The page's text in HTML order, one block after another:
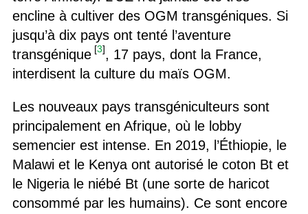
encline à cultiver des OGM transgéniques. Si
jusqu’à dix pays ont tenté l’aventure
transgénique [3], 17 pays, dont la France,
interdisent la culture du maïs OGM.
Les nouveaux pays transgéniculteurs sont
principalement en Afrique, où le lobby
semencier est intense. En 2019, l’Éthiopie, le
Malawi et le Kenya ont autorisé le coton Bt et
le Nigeria le niébé Bt (une sorte de haricot
consommé par les humains). Ce sont encore